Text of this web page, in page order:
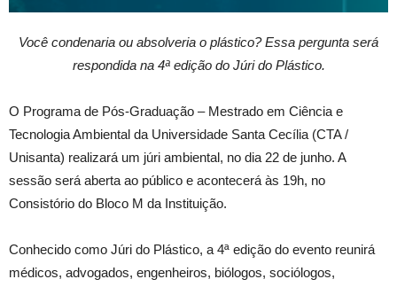
Você condenaria ou absolveria o plástico? Essa pergunta será
respondida na 4ª edição do Júri do Plástico.
O Programa de Pós-Graduação – Mestrado em Ciência e
Tecnologia Ambiental da Universidade Santa Cecília (CTA /
Unisanta) realizará um júri ambiental, no dia 22 de junho. A
sessão será aberta ao público e acontecerá às 19h, no
Consistório do Bloco M da Instituição.
Conhecido como Júri do Plástico, a 4ª edição do evento reunirá
médicos, advogados, engenheiros, biólogos, sociólogos,